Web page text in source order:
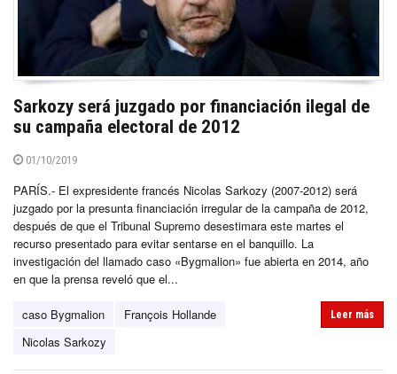
Sarkozy será juzgado por financiación ilegal de
su campaña electoral de 2012
01/10/2019
PARÍS.- El expresidente francés Nicolas Sarkozy (2007-2012) será
juzgado por la presunta financiación irregular de la campaña de 2012,
después de que el Tribunal Supremo desestimara este martes el
recurso presentado para evitar sentarse en el banquillo. La
investigación del llamado caso «Bygmalion» fue abierta en 2014, año
en que la prensa reveló que el...
caso Bygmalion
François Hollande
Nicolas Sarkozy
Leer más